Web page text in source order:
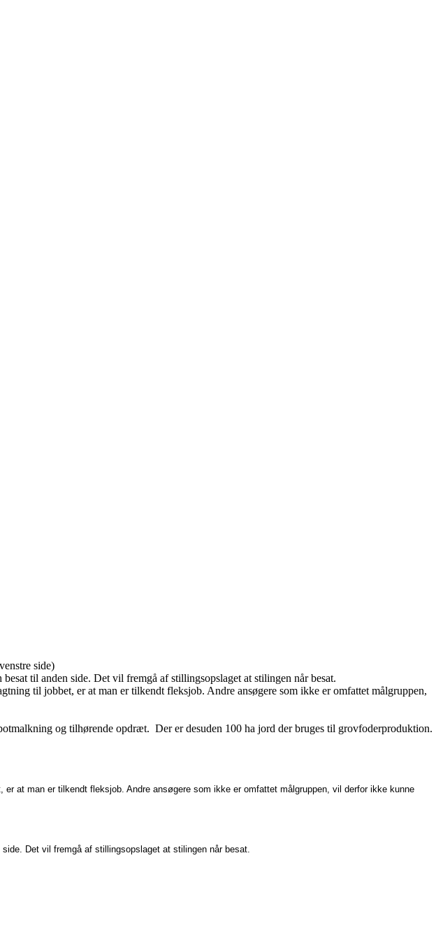
side)
til anden side. Det vil fremgå af stillingsopslaget at stilingen når besat.
til jobbet, er at man er tilkendt fleksjob. Andre ansøgere som ikke er omfattet målgruppen,
og tilhørende opdræt. Der er desuden 100 ha jord der bruges til grovfoderproduktion.
at man er tilkendt fleksjob. Andre ansøgere som ikke er omfattet målgruppen, vil derfor ikke kunne
Det vil fremgå af stillingsopslaget at stilingen når besat.